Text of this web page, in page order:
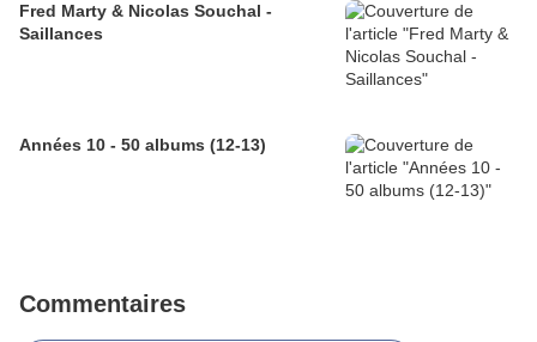
Fred Marty & Nicolas Souchal -
Saillances
Années 10 - 50 albums (12-13)
Commentaires